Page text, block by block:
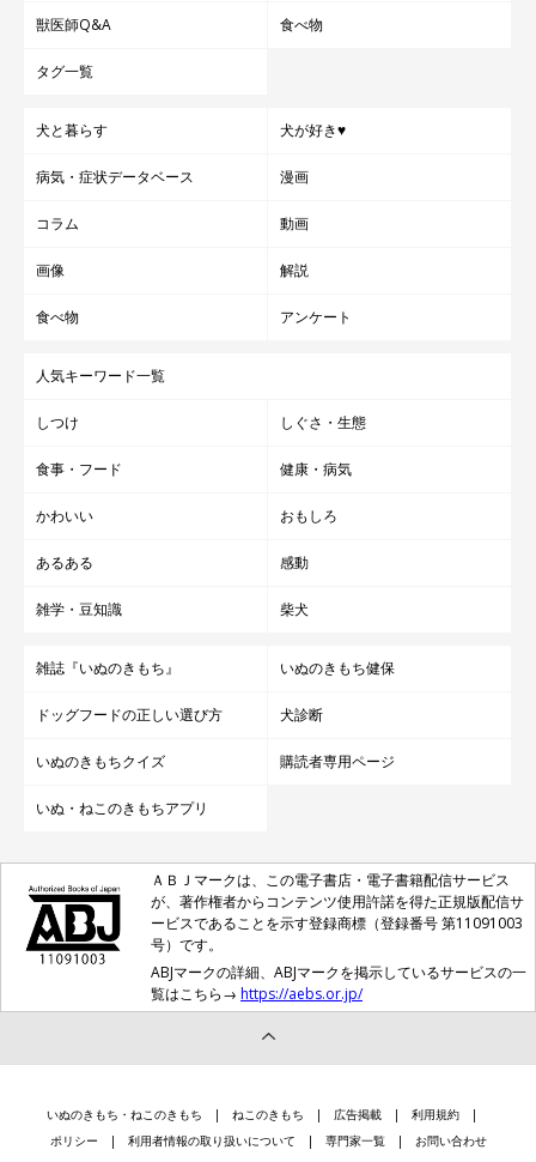
獣医師Q&A 食べ物
タグ一覧
犬と暮らす 犬が好き♥
病気・症状データベース 漫画
コラム 動画
画像 解説
食べ物 アンケート
人気キーワード一覧
しつけ しぐさ・生態
食事・フード 健康・病気
かわいい おもしろ
あるある 感動
雑学・豆知識 柴犬
雑誌『いぬのきもち』 いぬのきもち健保
ドッグフードの正しい選び方 犬診断
いぬのきもちクイズ 購読者専用ページ
いぬ・ねこのきもちアプリ
ＡＢＪマークは、この電子書店・電子書籍配信サービス
が、著作権者からコンテンツ使用許諾を得た正規版配信サ
ービスであることを示す登録商標（登録番号 第11091003
号）です。
ABJマークの詳細、ABJマークを掲示しているサービスの一
覧はこちら→ https://aebs.or.jp/
いぬのきもち・ねこのきもち ねこのきもち 広告掲載
利用規約
ポリシー
利用者情報の取り扱いについて 専門家一覧 お問い合わせ